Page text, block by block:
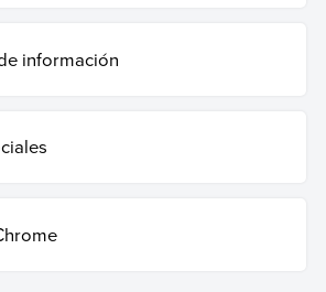
información